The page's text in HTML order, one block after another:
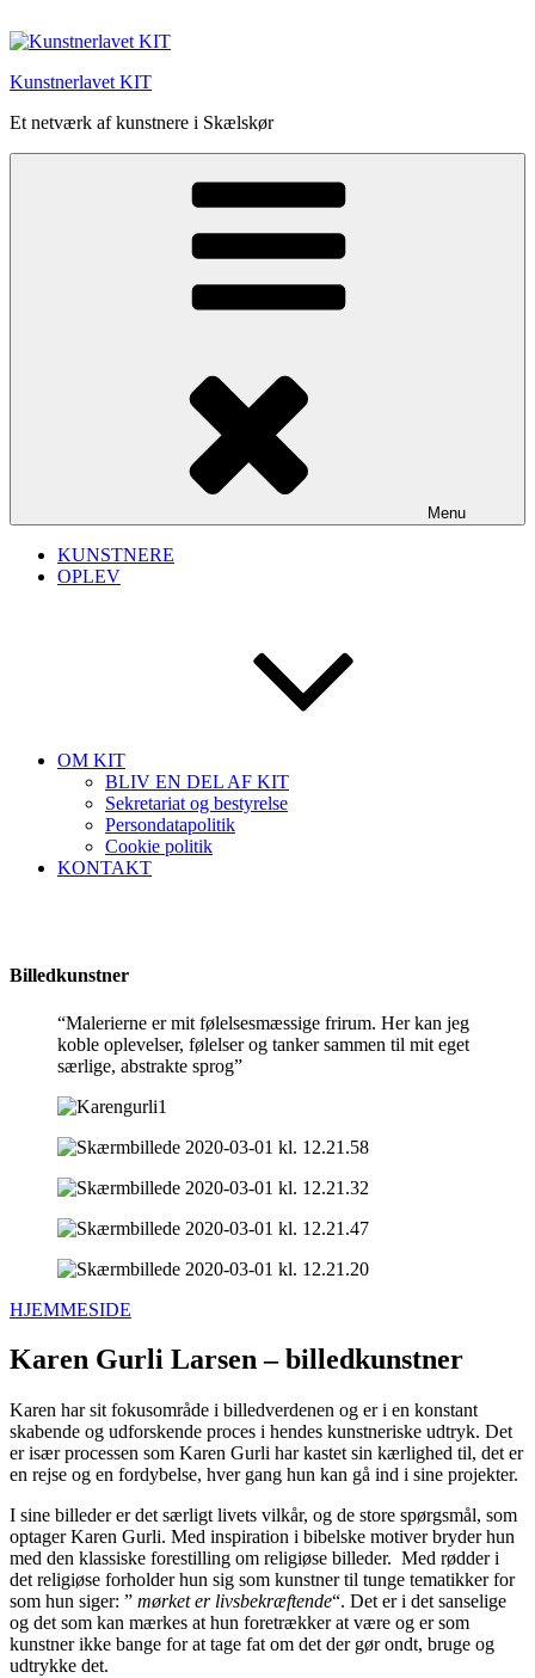
til
Kunstnerlavet KIT
Et netværk af kunstnere i Skælskør
Menu
KUNSTNERE
OPLEV
OM KIT
BLIV EN DEL AF KIT
Sekretariat og bestyrelse
Persondatapolitik
Cookie politik
KONTAKT
Billedkunstner
“Malerierne er mit følelsesmæssige frirum. Her kan jeg
koble oplevelser, følelser og tanker sammen til mit eget
særlige, abstrakte sprog”
HJEMMESIDE
Karen Gurli Larsen – billedkunstner
Karen har sit fokusområde i billedverdenen og er i en konstant
skabende og udforskende proces i hendes kunstneriske udtryk. Det
er især processen som Karen Gurli har kastet sin kærlighed til, det er
en rejse og en fordybelse, hver gang hun kan gå ind i sine projekter.
I sine billeder er det særligt livets vilkår, og de store spørgsmål, som
optager Karen Gurli. Med inspiration i bibelske motiver bryder hun
med den klassiske forestilling om religiøse billeder. Med rødder i
det religiøse forholder hun sig som kunstner til tunge tematikker for
som hun siger: ” mørket er livsbekræftende“. Det er i det sanselige
og det som kan mærkes at hun foretrækker at være og er som
kunstner ikke bange for at tage fat om det der gør ondt, bruge og
udtrykke det.